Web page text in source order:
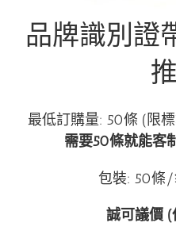
品牌識別證
最低訂購量: 50條 (限
需要50條就能客
包裝: 50條
誠可議價